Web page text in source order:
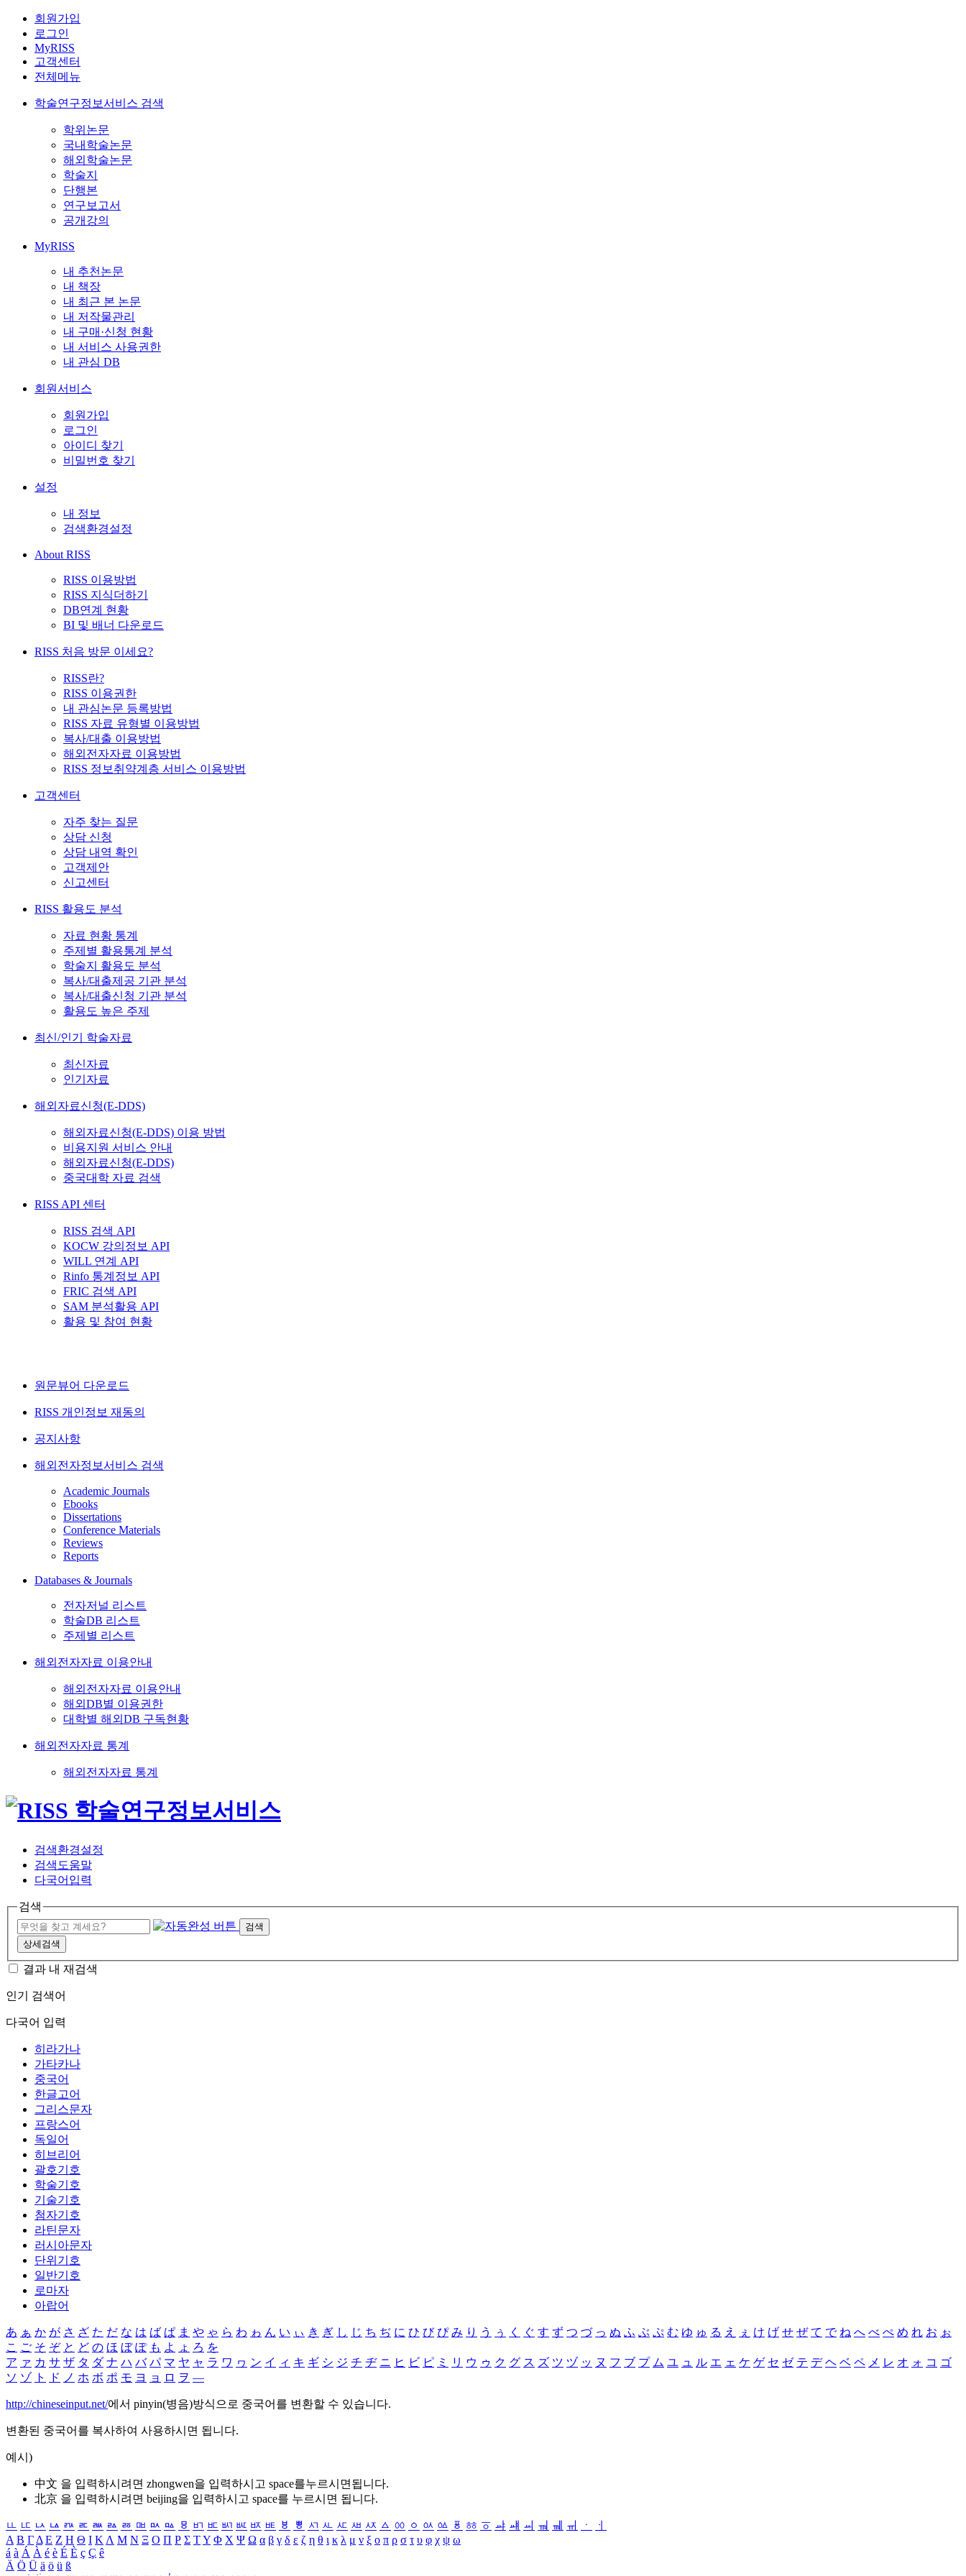
회원가입
로그인
MyRISS
고객센터
전체메뉴
학술연구정보서비스 검색
학위논문
국내학술논문
해외학술논문
학술지
단행본
연구보고서
공개강의
MyRISS
내 추천논문
내 책장
내 최근 본 논문
내 저작물관리
내 구매·신청 현황
내 서비스 사용권한
내 관심 DB
회원서비스
회원가입
로그인
아이디 찾기
비밀번호 찾기
설정
내 정보
검색환경설정
About RISS
RISS 이용방법
RISS 지식더하기
DB연계 현황
BI 및 배너 다운로드
RISS 처음 방문 이세요?
RISS란?
RISS 이용권한
내 관심논문 등록방법
RISS 자료 유형별 이용방법
복사/대출 이용방법
해외전자자료 이용방법
RISS 정보취약계층 서비스 이용방법
고객센터
자주 찾는 질문
상담 신청
상담 내역 확인
고객제안
신고센터
RISS 활용도 분석
자료 현황 통계
주제별 활용통계 분석
학술지 활용도 분석
복사/대출제공 기관 분석
복사/대출신청 기관 분석
활용도 높은 주제
최신/인기 학술자료
최신자료
인기자료
해외자료신청(E-DDS)
해외자료신청(E-DDS) 이용 방법
비용지원 서비스 안내
해외자료신청(E-DDS)
중국대학 자료 검색
RISS API 센터
RISS 검색 API
KOCW 강의정보 API
WILL 연계 API
Rinfo 통계정보 API
FRIC 검색 API
SAM 분석활용 API
활용 및 참여 현황
원문뷰어 다운로드
RISS 개인정보 재동의
공지사항
해외전자정보서비스 검색
Academic Journals
Ebooks
Dissertations
Conference Materials
Reviews
Reports
Databases & Journals
전자저널 리스트
학술DB 리스트
주제별 리스트
해외전자자료 이용안내
해외전자자료 이용안내
해외DB별 이용권한
대학별 해외DB 구독현황
해외전자자료 통계
해외전자자료 통계
검색환경설정
검색도움말
다국어입력
검색
검색
상세검색
결과 내 재검색
인기 검색어
다국어 입력
히라가나
가타카나
중국어
한글고어
그리스문자
프랑스어
독일어
히브리어
괄호기호
학술기호
기술기호
첨자기호
라틴문자
러시아문자
단위기호
일반기호
로마자
아랍어
あ ぁ か が さ ざ た だ な は ば ぱ ま や ゃ ら わ ゎ ん い ぃ き ぎ し じ ち ぢ に ひ び ぴ み り う ぅ く ぐ す ず つ づ っ ぬ ふ ぶ ぷ む ゆ ゅ る え ぇ け げ せ ぜ て で ね へ べ ぺ め れ お ぉ
こ ご そ ぞ と ど の ほ ぼ ぽ も よ ょ ろ を
ア ァ カ サ ザ タ ダ ナ ハ バ パ マ ヤ ャ ラ ワ ヮ ン イ ィ キ ギ シ ジ チ ヂ ニ ヒ ビ ピ ミ リ ウ ゥ ク グ ス ズ ツ ヅ ッ ヌ フ ブ プ ム ユ ュ ル エ ェ ケ ゲ セ ゼ テ デ ヘ ベ ペ メ レ オ ォ コ ゴ
ソ ゾ ト ド ノ ホ ボ ポ モ ヨ ョ ロ ヲ ―
http://chineseinput.net/에서 pinyin(병음)방식으로 중국어를 변환할 수 있습니다.
변환된 중국어를 복사하여 사용하시면 됩니다.
예시)
中文 을 입력하시려면 zhongwen을 입력하시고 space를누르시면됩니다.
北京 을 입력하시려면 beijing을 입력하시고 space를 누르시면 됩니다.
ㅥ ㅦ ㅧ ㅨ ㅩ ㅪ ㅫ ㅬ ㅭ ㅮ ㅯ ㅰ ㅱ ㅲ ㅳ ㅴ ㅵ ㅶ ㅷ ㅸ ㅹ ㅺ ㅻ ㅼ ㅽ ㅾ ㅿ ㆀ ㆁ ㆂ ㆃ ㆄ ㆅ ㆆ ㆇ ㆈ ㆉ ㆊ ㆋ ㆌ ㆍ
ㆎ
Α Β ΓΔ Ε Ζ Η Θ Ι ΚΛ Μ Ν Ξ Ο Π Ρ Σ ΤΥ Φ Χ Ψ Ω α β γ δ ε ζ η θ ι κ λ μ ν ξ ο π ρ σ τ υ φ χ ψ ω
á à Á À é è É È ç Ç ê
Ä Ö Ü ä ö ü ß